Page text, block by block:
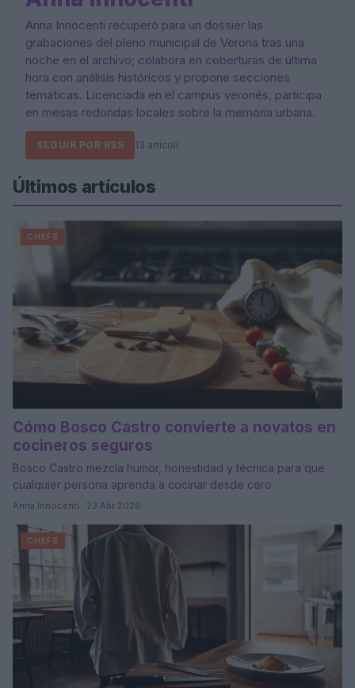
Anna Innocenti recuperó para un dossier las
grabaciones del pleno municipal de Verona tras una
noche en el archivo; colabora en coberturas de última
hora con análisis históricos y propone secciones
temáticas. Licenciada en el campus veronés, participa
en mesas redondas locales sobre la memoria urbana.
SEGUIR POR RSS 13 articoli
Últimos artículos
CHEFS
Cómo Bosco Castro convierte a novatos en
cocineros seguros
Bosco Castro mezcla humor, honestidad y técnica para que
cualquier persona aprenda a cocinar desde cero
Anna Innocenti · 23 Abr 2026
CHEFS